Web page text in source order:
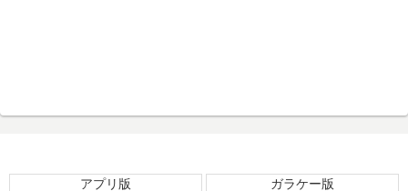
アプリ版 ガラケー版